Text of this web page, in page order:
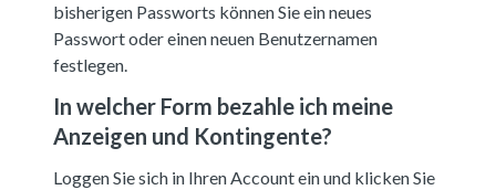
bisherigen Passworts können Sie ein neues
Passwort oder einen neuen Benutzernamen
festlegen.
In welcher Form bezahle ich meine
Anzeigen und Kontingente?
Loggen Sie sich in Ihren Account ein und klicken Sie